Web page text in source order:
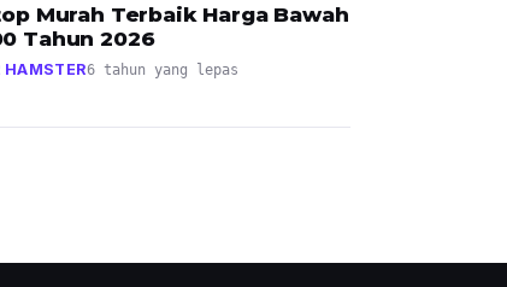
Murah Terbaik Harga Bawah
Tahun 2026
HAMSTER6 tahun yang lepas